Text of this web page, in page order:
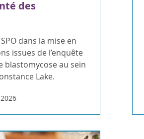
des
dans la mise en
issues de l’enquête
blastomycose au sein
Lake.